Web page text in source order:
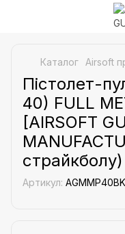
Каталог Airsoft
Пістолет-
40) FULL
[AIRSOFT
страйкболу)
Артикул: